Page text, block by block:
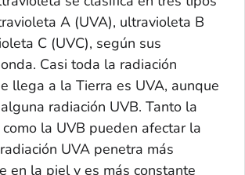
A (UVA), ultravioleta B
C (UVC), según sus
Casi toda la radiación
llega a la Tierra es UVA, aunque
radiación UVB. Tanto la
la UVB pueden afectar la
UVA penetra más
en la piel y es más constante